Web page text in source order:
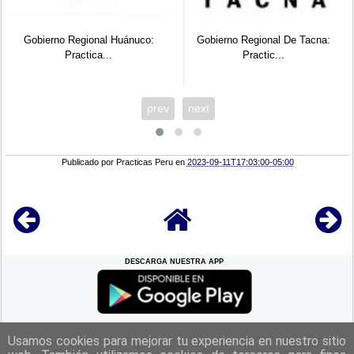
Gobierno Regional Huánuco:
Practica...
Gobierno Regional De Tacna:
Practic...
prev next
Publicado por Practicas Peru en 2023-09-11T17:03:00-05:00
DESCARGA NUESTRA APP
REGRESAR A LACIMA
Usamos cookies para mejorar tu experiencia en nuestro sitio